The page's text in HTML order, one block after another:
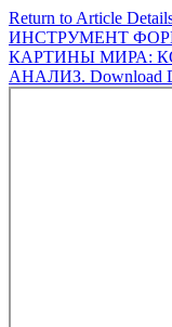
Return to Article
ИНСТРУМЕНТ
КАРТИНЫ МИРА:
АНАЛИЗ. Download